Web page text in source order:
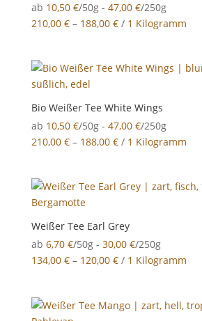
ab 10,50 €/50g - 47,00 €/250g
210,00 €– 188,00 €/ 1 Kilogramm
Bio Weißer Tee White Wings
ab 10,50 €/50g - 47,00 €/250g
210,00 €– 188,00 €/ 1 Kilogramm
Weißer Tee Earl Grey
ab 6,70 €/50g - 30,00 €/250g
134,00 €– 120,00 €/ 1 Kilogramm